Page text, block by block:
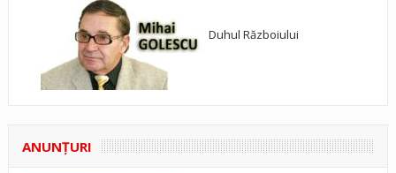
Duhul Războiului
ANUNŢURI